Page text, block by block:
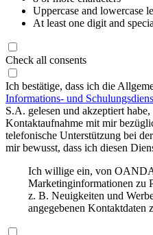
Uppercase and lowercase
At least one digit and
Check all consents
Ich bestätige, dass ich die
Informations- und
S.A. gelesen und akzeptiert
Kontaktaufnahme mit mir
telefonische Unterstützung bei
mir bewusst, dass ich diesen
Ich willige ein, von
Marketinginformationen zu
z. B. Neuigkeiten und
angegebenen Kontaktdaten